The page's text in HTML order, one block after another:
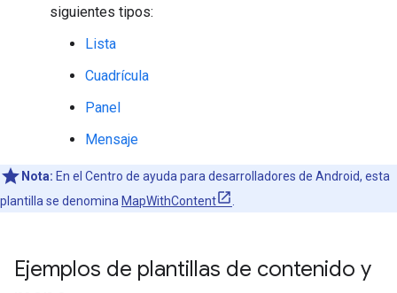
siguientes tipos:
Lista
Cuadrícula
Panel
Mensaje
Nota: En el Centro de ayuda para desarrolladores de Android, esta
plantilla se denomina MapWithContent
Ejemplos de plantillas de contenido y